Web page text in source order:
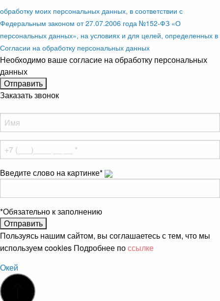
обработку моих персональных данных, в соответствии с
Федеральным законом от 27.07.2006 года №152-ФЗ «О
персональных данных», на условиях и для целей, определенных в
Согласии на обработку персональных данных
Необходимо ваше согласие на обработку персональных
данных
Заказать звонок
Введите слово на картинке*
*Обязательно к заполнению
Пользуясь нашим сайтом, вы соглашаетесь с тем, что мы
используем cookies Подробнее поссылке
Окей